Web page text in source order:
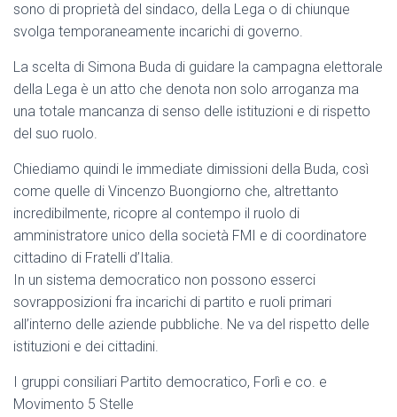
sono di proprietà del sindaco, della Lega o di chiunque
svolga temporaneamente incarichi di governo.
La scelta di Simona Buda di guidare la campagna elettorale
della Lega è un atto che denota non solo arroganza ma
una totale mancanza di senso delle istituzioni e di rispetto
del suo ruolo.
Chiediamo quindi le immediate dimissioni della Buda, così
come quelle di Vincenzo Buongiorno che, altrettanto
incredibilmente, ricopre al contempo il ruolo di
amministratore unico della società FMI e di coordinatore
cittadino di Fratelli d’Italia.
In un sistema democratico non possono esserci
sovrapposizioni fra incarichi di partito e ruoli primari
all’interno delle aziende pubbliche. Ne va del rispetto delle
istituzioni e dei cittadini.
I gruppi consiliari Partito democratico, Forlì e co. e
Movimento 5 Stelle